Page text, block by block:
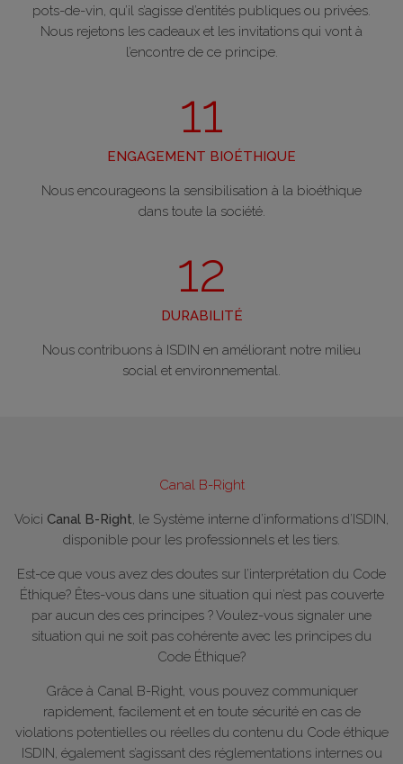
pots-de-vin, qu’il s’agisse d’entités publiques ou privées.
Nous rejetons les cadeaux et les invitations qui vont à
l’encontre de ce principe.
11
ENGAGEMENT BIOÉTHIQUE
Nous encourageons la sensibilisation à la bioéthique
dans toute la société.
12
DURABILITÉ
Nous contribuons à ISDIN en améliorant notre milieu
social et environnemental.
Canal B-Right
Voici Canal B-Right , le Système interne d’informations d’ISDIN,
disponible pour les professionnels et les tiers.
Est-ce que vous avez des doutes sur l’interprétation du Code
Éthique? Êtes-vous dans une situation qui n’est pas couverte
par aucun des ces principes ? Voulez-vous signaler une
situation qui ne soit pas cohérente avec les principes du
Code Éthique?
Grâce à Canal B-Right, vous pouvez communiquer
rapidement, facilement et en toute sécurité en cas de
violations potentielles ou réelles du contenu du Code éthique
ISDIN, également s’agissant des réglementations internes ou